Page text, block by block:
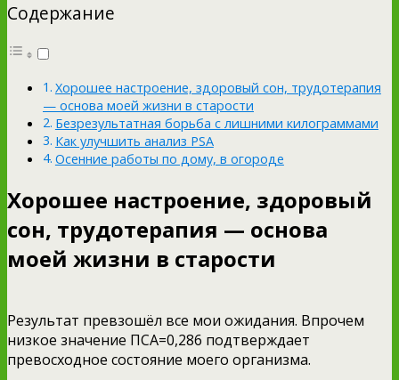
Содержание
Хорошее настроение, здоровый сон, трудотерапия
— основа моей жизни в старости
Безрезультатная борьба с лишними килограммами
Как улучшить анализ PSA
Осенние работы по дому, в огороде
Хорошее настроение, здоровый
сон, трудотерапия — основа
моей жизни в старости
Результат превзошёл все мои ожидания. Впрочем
низкое значение ПСА=0,286 подтверждает
превосходное состояние моего организма.